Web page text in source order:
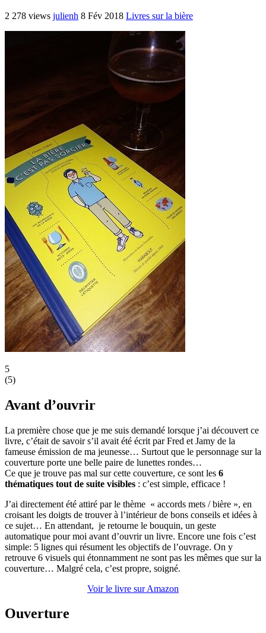
2 278 views julienh 8 Fév 2018 Livres sur la bière
5
(5)
Avant d’ouvrir
La première chose que je me suis demandé lorsque j’ai découvert ce
livre, c’était de savoir s’il avait été écrit par Fred et Jamy de la
fameuse émission de ma jeunesse… Surtout que le personnage sur la
couverture porte une belle paire de lunettes rondes…
Ce que je trouve pas mal sur cette couverture, ce sont les 6
thématiques tout de suite visibles : c’est simple, efficace !
J’ai directement été attiré par le thème « accords mets / bière », en
croisant les doigts de trouver à l’intérieur de bons conseils et idées à
ce sujet… En attendant, je retourne le bouquin, un geste
automatique pour moi avant d’ouvrir un livre. Encore une fois c’est
simple: 5 lignes qui résument les objectifs de l’ouvrage. On y
retrouve 6 visuels qui étonnamment ne sont pas les mêmes que sur la
couverture… Malgré cela, c’est propre, soigné.
Voir le livre sur Amazon
Ouverture